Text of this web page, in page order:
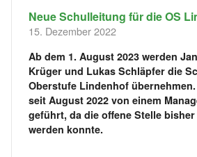
Neue Schulleitung für die OS
15. Dezember 2022
Ab dem 1. August 2023 werden
Krüger und Lukas Schläpfer die
Oberstufe Lindenhof
seit August 2022 von einem
geführt, da die offene Stelle
werden konnte.